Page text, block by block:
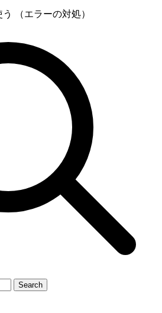
う （エラーの対処）
Search